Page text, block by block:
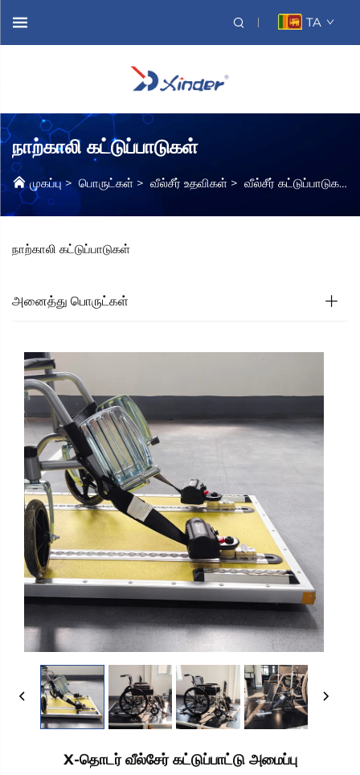
TA
நாற்காலி கட்டுப்பாடுகள்
முகப்பு> பொருட்கள் > வீல்சீர் உதவிகள் > வீல்சீர் கட்டுப்பாடுகள்
நாற்காலி கட்டுப்பாடுகள்
அனைத்து பொருட்கள்
X-தொடர் வீல்சேர் கட்டுப்பாட்டு அமைப்பு